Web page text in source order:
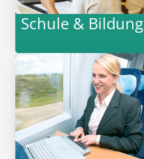
Schule & Bildung